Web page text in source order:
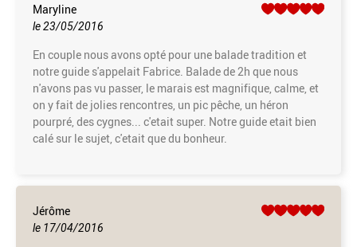
Maryline
le 23/05/2016
En couple nous avons opté pour une balade tradition et
notre guide s'appelait Fabrice. Balade de 2h que nous
n'avons pas vu passer, le marais est magnifique, calme, et
on y fait de jolies rencontres, un pic pêche, un héron
pourpré, des cygnes... c'etait super. Notre guide etait bien
calé sur le sujet, c'etait que du bonheur.
Jérôme
le 17/04/2016